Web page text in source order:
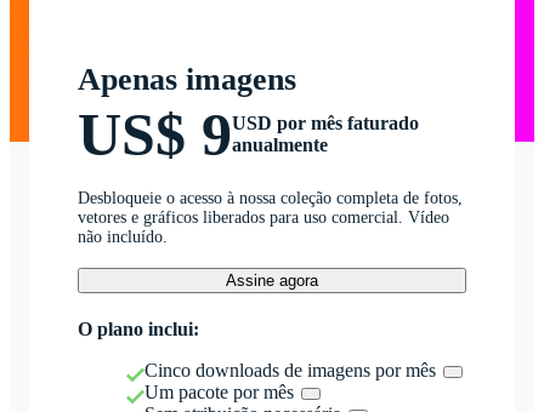
Apenas imagens
US$ 9USD por mês faturado
anualmente
Desbloqueie o acesso à nossa coleção completa de fotos,
vetores e gráficos liberados para uso comercial. Vídeo
não incluído.
Assine agora
O plano inclui:
Cinco downloads de imagens por mês
Um pacote por mês